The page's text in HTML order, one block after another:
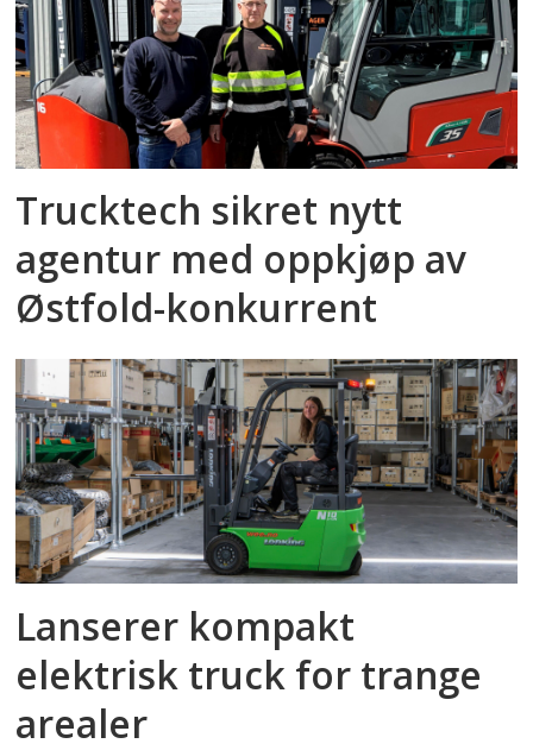
Trucktech sikret nytt
agentur med oppkjøp av
Østfold-konkurrent
Lanserer kompakt
elektrisk truck for trange
arealer